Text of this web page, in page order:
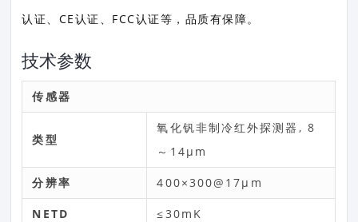
认证、CE认证、FCC认证等，品质有保障。
技术参数
传感器
类型
氧化钒非制冷红外探测器, 8
～14μm
分辨率 400×300@17μm
NETD ≤30mK